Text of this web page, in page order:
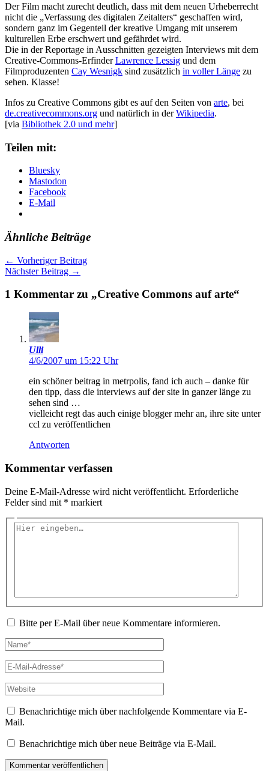
Der Film macht zurecht deutlich, dass mit dem neuen Urheberrecht
nicht die „Verfassung des digitalen Zeitalters“ geschaffen wird,
sondern ganz im Gegenteil der kreative Umgang mit unserem
kulturellen Erbe erschwert und gefährdet wird.
Die in der Reportage in Ausschnitten gezeigten Interviews mit dem
Creative-Commons-ErfinderLawrence Lessig und dem
Filmproduzenten Cay Wesnigk sind zusätzlich in voller Länge zu
sehen. Klasse!
Infos zu Creative Commons gibt es auf den Seiten von arte, bei
de.creativecommons.org und natürlich in derWikipedia.
[via Bibliothek 2.0 und mehr]
Teilen mit:
Bluesky
Mastodon
Facebook
E-Mail
Ähnliche Beiträge
← Vorheriger Beitrag
Nächster Beitrag →
1 Kommentar zu „Creative Commons auf arte“
Ulli
4/6/2007 um 15:22 Uhr
ein schöner beitrag in metrpolis, fand ich auch – danke für
den tipp, dass die interviews auf der site in ganzer länge zu
sehen sind …
vielleicht regt das auch einige blogger mehr an, ihre site unter
ccl zu veröffentlichen
Antworten
Kommentar verfassen
Deine E-Mail-Adresse wird nicht veröffentlicht. Erforderliche
Felder sind mit * markiert
Hier
Bitte per E-Mail über neue Kommentare informieren.
Name*
E-
Mail-
Adresse*
Website
Benachrichtige mich über nachfolgende Kommentare via E-
Mail.
Benachrichtige mich über neue Beiträge via E-Mail.